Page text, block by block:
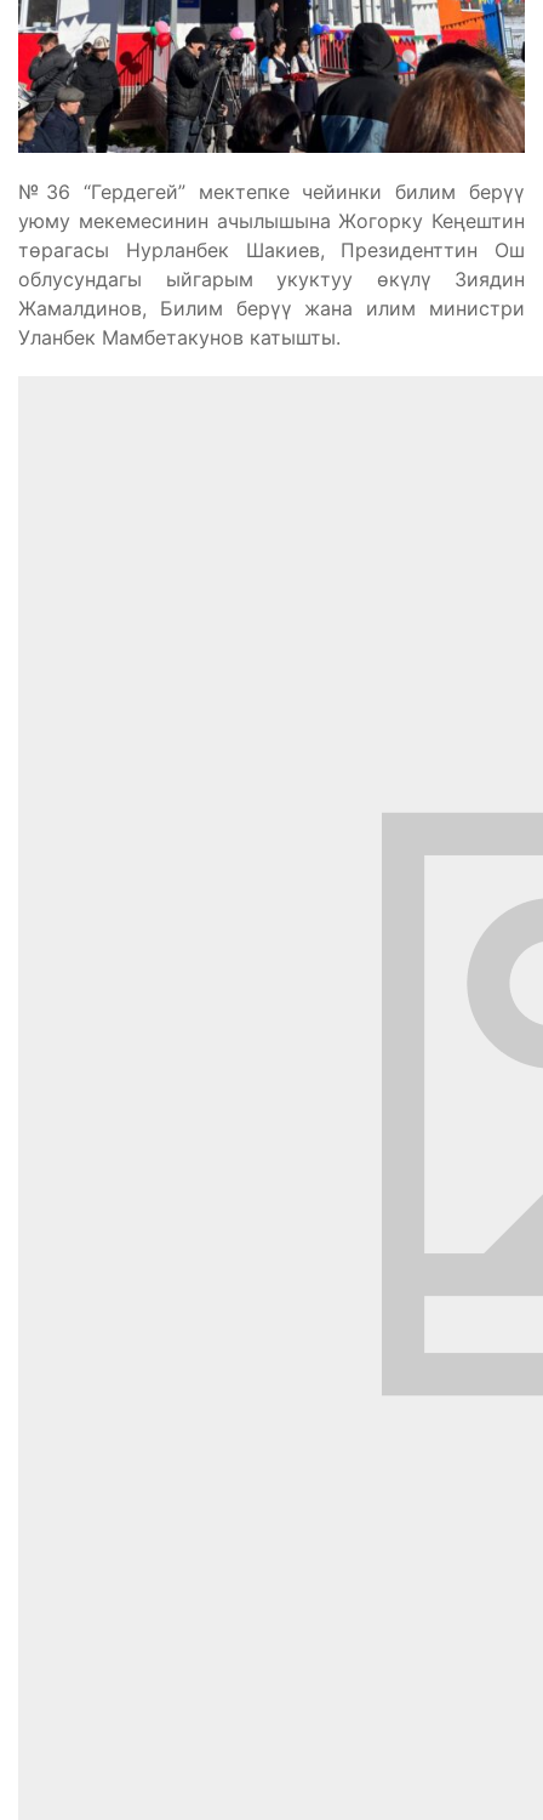
№36 “Гердегей” мектепке чейинки билим берүү
уюму мекемесинин ачылышына Жогорку Кеңештин
төрагасы Нурланбек Шакиев, Президенттин Ош
облусундагы ыйгарым укуктуу өкүлү Зиядин
Жамалдинов, Билим берүү жана илим министри
Уланбек Мамбетакунов катышты.